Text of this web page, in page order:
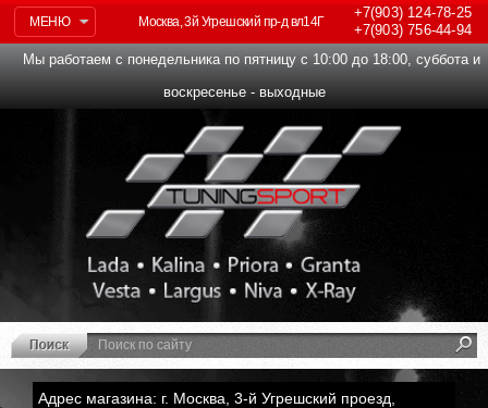
МЕНЮ
+7(903)124-78-25
+7(903)756-44-94
Москва, 3й Угрешский пр-д вл14Г
Мы работаем с понедельника по пятницу с 10:00 до 18:00, суббота и
воскресенье - выходные
Адрес магазина: г. Москва, 3-й Угрешский проезд,